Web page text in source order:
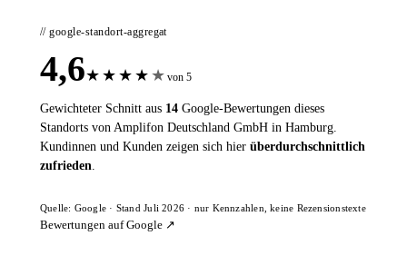
// google-standort-aggregat
4,6★ ★ ★ ★ ★ von 5
Gewichteter Schnitt aus 14 Google-Bewertungen dieses
Standorts von Amplifon Deutschland GmbH in Hamburg.
Kundinnen und Kunden zeigen sich hier überdurchschnittlich
zufrieden.
Quelle: Google · Stand Juli 2026 · nur Kennzahlen, keine Rezensionstexte
Bewertungen auf Google ↗